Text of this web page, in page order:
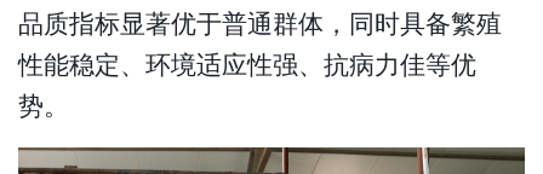
品质指标显著优于普通群体，同时具备繁殖
性能稳定、环境适应性强、抗病力佳等优
势。